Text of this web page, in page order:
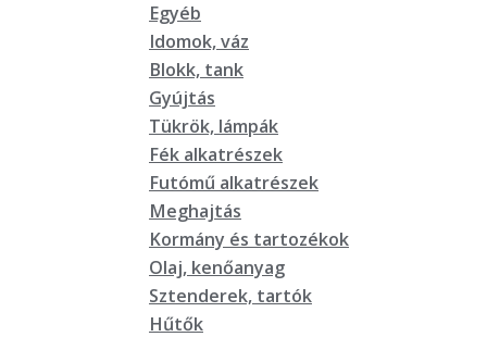
Egyéb
Idomok, váz
Blokk, tank
Gyújtás
Tükrök, lámpák
Fék alkatrészek
Futómű alkatrészek
Meghajtás
Kormány és tartozékok
Olaj, kenőanyag
Sztenderek, tartók
Hűtők